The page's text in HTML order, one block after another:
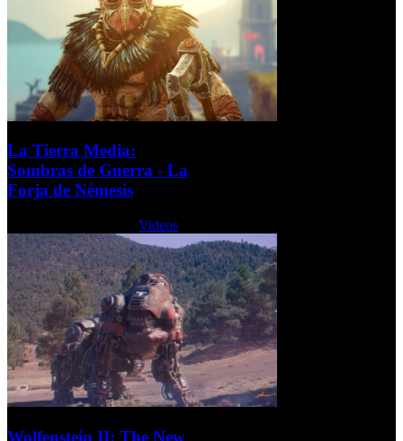
La Tierra Media:
Sombras de Guerra - La
Forja de Némesis
Videos
Wolfenstein II: The New